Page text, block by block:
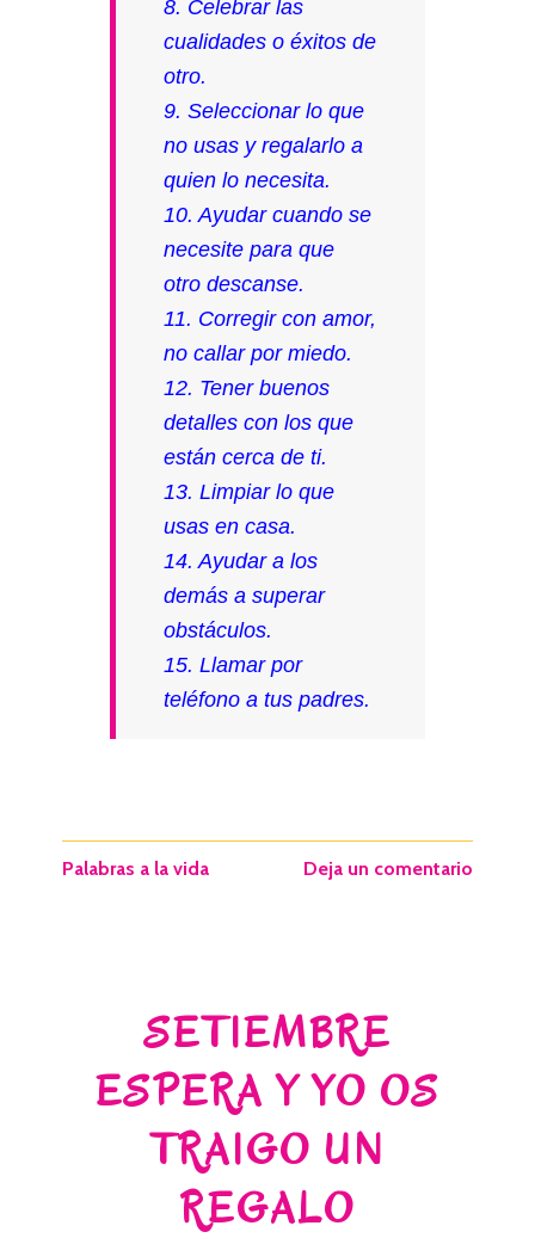
8. Celebrar las
cualidades o éxitos de
otro.
9. Seleccionar lo que
no usas y regalarlo a
quien lo necesita.
10. Ayudar cuando se
necesite para que
otro descanse.
11. Corregir con amor,
no callar por miedo.
12. Tener buenos
detalles con los que
están cerca de ti.
13. Limpiar lo que
usas en casa.
14. Ayudar a los
demás a superar
obstáculos.
15. Llamar por
teléfono a tus padres.
Palabras a la vida Deja un comentario
SETIEMBRE
ESPERA Y YO OS
TRAIGO UN
REGALO